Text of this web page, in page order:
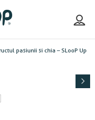
pasiunii si chia – SLooP Up